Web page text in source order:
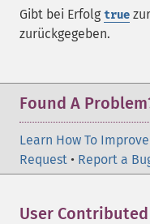
Gibt bei Erfolg true
zurückgegeben.
Found A
Learn How To
Request • Report a
User